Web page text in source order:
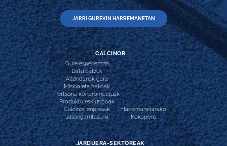
JARRI GUREKIN HARREMANETAN
CALCINOR
Gure esperientzia
Datu batzuk
Aitzindariak gara
Misioa eta balioak
Pertsona konprometituak
Produktu esklusiboak
Calcinor enpresak
Jasangarritasuna
Harremanetarako
Kokapena
JARDUERA-SEKTOREAK